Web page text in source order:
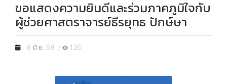
ขอแสดงความยินดีและร่วมภาคภูมิใจกับ
ผู้ช่วยศาสตราจารย์ธีรยุทธ ปักษ์ษา
8 มิ.ย. 69 / 136